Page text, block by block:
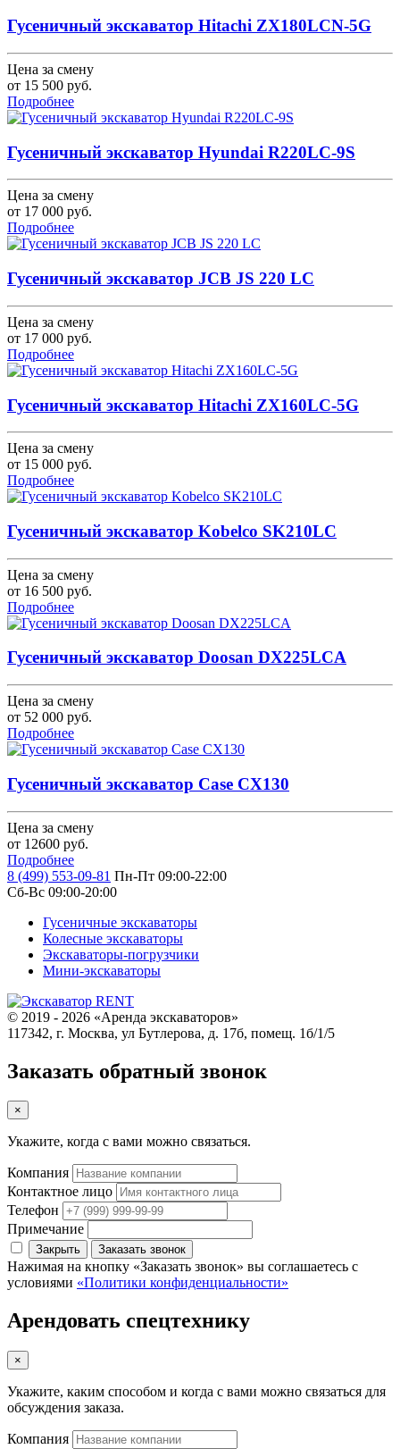
Гусеничный экскаватор Hitachi ZX180LCN-5G
Цена за смену
от 15 500 руб.
Подробнее
Гусеничный экскаватор Hyundai R220LC-9S
Цена за смену
от 17 000 руб.
Подробнее
Гусеничный экскаватор JCB JS 220 LC
Цена за смену
от 17 000 руб.
Подробнее
Гусеничный экскаватор Hitachi ZX160LC-5G
Цена за смену
от 15 000 руб.
Подробнее
Гусеничный экскаватор Kobelco SK210LC
Цена за смену
от 16 500 руб.
Подробнее
Гусеничный экскаватор Doosan DX225LCA
Цена за смену
от 52 000 руб.
Подробнее
Гусеничный экскаватор Case CX130
Цена за смену
от 12600 руб.
Подробнее
8 (499) 553-09-81 Пн-Пт 09:00-22:00
Сб-Вс 09:00-20:00
Гусеничные экскаваторы
Колесные экскаваторы
Экскаваторы-погрузчики
Мини-экскаваторы
© 2019 - 2026 «Аренда экскаваторов»
117342, г. Москва, ул Бутлерова, д. 17б, помещ. 1б/1/5
Заказать обратный звонок
×
Укажите, когда с вами можно связаться.
Компания
Контактное лицо
Телефон
Примечание
Закрыть Заказать звонок
Нажимая на кнопку «Заказать звонок» вы соглашаетесь с
условиями «Политики конфиденциальности»
Арендовать спецтехнику
×
Укажите, каким способом и когда с вами можно связаться для
обсуждения заказа.
Компания